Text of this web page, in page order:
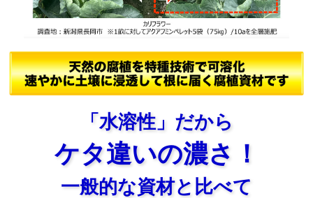
「水溶性」だから
ケタ違いの濃さ！
一般的な資材と比べて